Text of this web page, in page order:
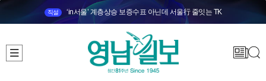
직설 ‘in서울’ 계층상승 보증수표 아닌데 서울行 줄잇는 TK